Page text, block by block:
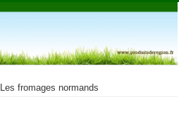
Les fromages normands